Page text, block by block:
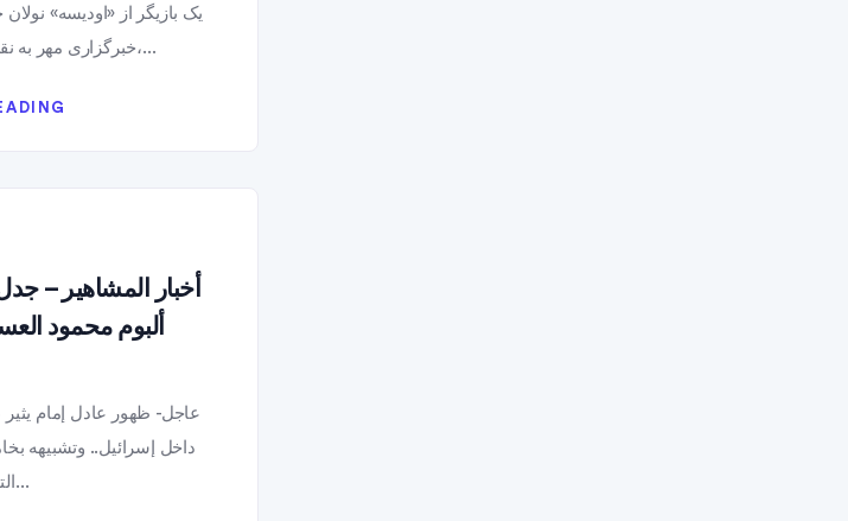
یک بازیگر از «اودیسه»
خبرگزاری مهر به نقل از ورلد آف ریل،...
ألبوم محمود
عاجل- ظهور عادل إمام
داخل إسرائيل.. وتشبيهه
التواصل أثار الظهور...